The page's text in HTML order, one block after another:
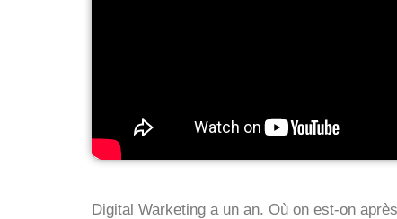
Digital Warketing a un an. Où on est-on